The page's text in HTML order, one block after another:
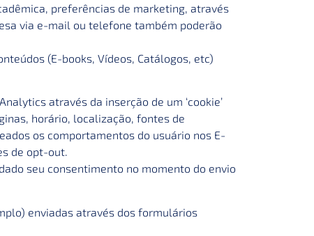
preferências de marketing, através
via e-mail ou telefone também poderão
(E-books, Vídeos, Catálogos, etc)
através da inserção de um ‘cookie’
horário, localização, fontes de
os comportamentos do usuário nos E-
de opt-out.
seu consentimento no momento do envio
enviadas através dos formulários